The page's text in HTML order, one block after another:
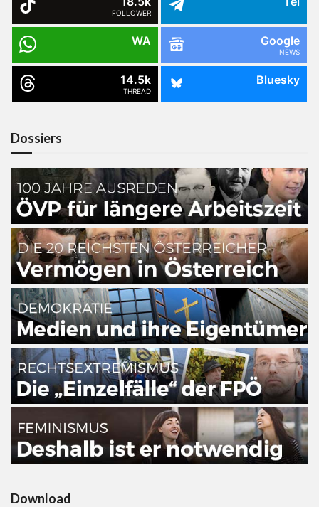
FOLLOWER
WA Google
NEWS
14.5k
THREAD
Bluesky
Dossiers
Download